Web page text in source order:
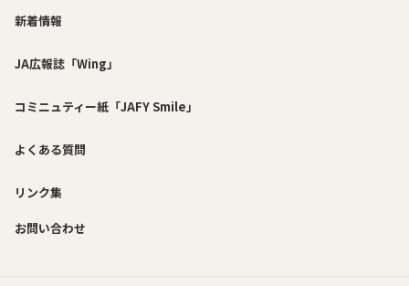
新着情報
JA広報誌「Wing」
コミニュティー紙「JAFY Smile」
よくある質問
リンク集
お問い合わせ